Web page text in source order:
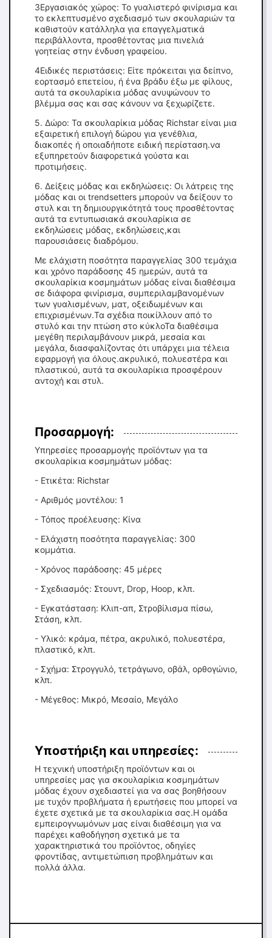
3Εργασιακός χώρος: Το γυαλιστερό φινίρισμα και
το εκλεπτυσμένο σχεδιασμό των σκουλαριών τα
καθιστούν κατάλληλα για επαγγελματικά
περιβάλλοντα, προσθέτοντας μια πινελιά
γοητείας στην ένδυση γραφείου.
4Ειδικές περιστάσεις: Είτε πρόκειται για δείπνο,
εορτασμό επετείου, ή ένα βράδυ έξω με φίλους,
αυτά τα σκουλαρίκια μόδας ανυψώνουν το
βλέμμα σας και σας κάνουν να ξεχωρίζετε.
5. Δώρο: Τα σκουλαρίκια μόδας Richstar είναι μια
εξαιρετική επιλογή δώρου για γενέθλια,
διακοπές ή οποιαδήποτε ειδική περίσταση.να
εξυπηρετούν διαφορετικά γούστα και
προτιμήσεις.
6. Δείξεις μόδας και εκδηλώσεις: Οι λάτρεις της
μόδας και οι trendsetters μπορούν να δείξουν το
στυλ και τη δημιουργικότητά τους προσθέτοντας
αυτά τα εντυπωσιακά σκουλαρίκια σε
εκδηλώσεις μόδας, εκδηλώσεις,και
παρουσιάσεις διαδρόμου.
Με ελάχιστη ποσότητα παραγγελίας 300 τεμάχια
και χρόνο παράδοσης 45 ημερών, αυτά τα
σκουλαρίκια κοσμημάτων μόδας είναι διαθέσιμα
σε διάφορα φινίρισμα, συμπεριλαμβανομένων
των γυαλισμένων, ματ, οξειδωμένων και
επιχρισμένων.Τα σχέδια ποικίλλουν από το
στυλό και την πτώση στο κύκλοΤα διαθέσιμα
μεγέθη περιλαμβάνουν μικρά, μεσαία και
μεγάλα, διασφαλίζοντας ότι υπάρχει μια τέλεια
εφαρμογή για όλους.ακρυλικό, πολυεστέρα και
πλαστικού, αυτά τα σκουλαρίκια προσφέρουν
αντοχή και στυλ.
Προσαρμογή:
Υπηρεσίες προσαρμογής προϊόντων για τα
σκουλαρίκια κοσμημάτων μόδας:
- Ετικέτα: Richstar
- Αριθμός μοντέλου: 1
- Τόπος προέλευσης: Κίνα
- Ελάχιστη ποσότητα παραγγελίας: 300
κομμάτια.
- Χρόνος παράδοσης: 45 μέρες
- Σχεδιασμός: Στουντ, Drop, Hoop, κλπ.
- Εγκατάσταση: Κλιπ-απ, Στροβίλισμα πίσω,
Στάση, κλπ.
- Υλικό: κράμα, πέτρα, ακρυλικό, πολυεστέρα,
πλαστικό, κλπ.
- Σχήμα: Στρογγυλό, τετράγωνο, οβάλ, ορθογώνιο,
κλπ.
- Μέγεθος: Μικρό, Μεσαίο, Μεγάλο
Υποστήριξη και υπηρεσίες:
Η τεχνική υποστήριξη προϊόντων και οι
υπηρεσίες μας για σκουλαρίκια κοσμημάτων
μόδας έχουν σχεδιαστεί για να σας βοηθήσουν
με τυχόν προβλήματα ή ερωτήσεις που μπορεί να
έχετε σχετικά με τα σκουλαρίκια σας.Η ομάδα
εμπειρογνωμόνων μας είναι διαθέσιμη για να
παρέχει καθοδήγηση σχετικά με τα
χαρακτηριστικά του προϊόντος, οδηγίες
φροντίδας, αντιμετώπιση προβλημάτων και
πολλά άλλα.